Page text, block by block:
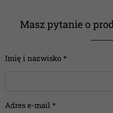
Masz pytanie o
Imię i nazwisko *
Adres e-mail *